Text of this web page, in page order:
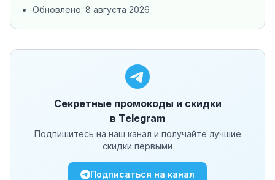
Обновлено: 8 августа 2026
Секретные промокоды и скидки
в Telegram
Подпишитесь на наш канал и получайте лучшие
скидки первыми
Подписаться на канал